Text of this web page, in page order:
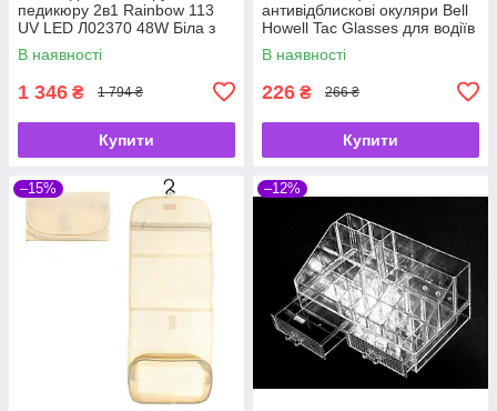
педикюру 2в1 Rainbow 113
UV LED Л02370 48W Біла з
чорним
В наявності
1 346 ₴ 1 794 ₴
Купити
антивідблискові окуляри Bell
Howell Tac Glasses для водіїв
В наявності
226 ₴ 266 ₴
Купити
–15% –12%